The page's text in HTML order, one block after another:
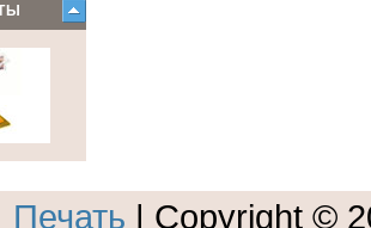
Печать | Copyright ©